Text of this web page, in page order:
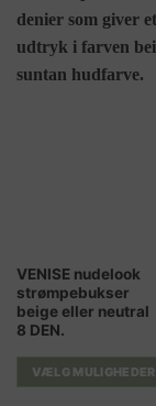
varesiden
VENISE nudelook
strømpebukser
beige eller neutral
8 DEN.
VÆLG MULIGHEDER
Dette
vare
har
varianter.
Mulighederne